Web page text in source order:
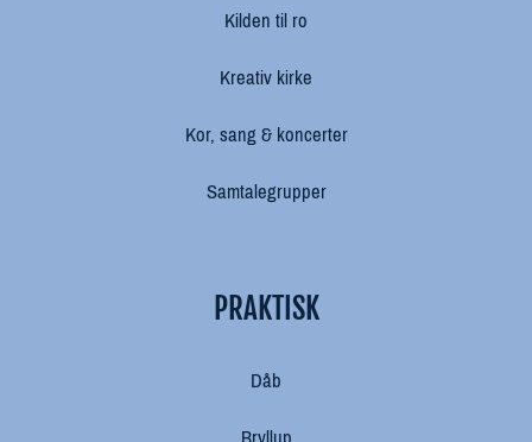
Kilden til ro
Kreativ kirke
Kor, sang & koncerter
Samtalegrupper
PRAKTISK
Dåb